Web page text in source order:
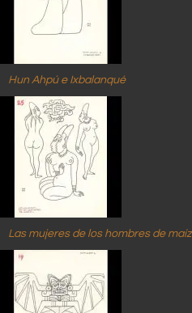
Hun Ahpú e Ixbalanqué
Las mujeres de los hombres de maíz